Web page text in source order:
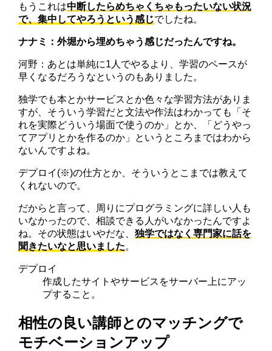
もうこれは中断したらめちゃくちゃもったいない状況
で、集中してやろうという感じでしたね。
ナナミ：外堀から埋めちゃう感じだったんですね。
河野：あとは単純に1人でやるより、学習のペースが
早くなるだろうなというのもありました。
独学でも本とかサービスとか色々な学習方法がありま
すが、そういう学習だと文法や作法はわかっても「そ
れを実際どういう場面で使うのか」とか、「どうやっ
てアプリとかを作るのか」というところまではわから
ないんですよね。
デプロイ(※)の仕方とか、そういうとこまでは教えて
くれないので。
だからと言って、周りにプログラミングに詳しい人も
いなかったので、相談できる人がいなかったんですよ
ね。その状態はいやだな、独学ではなく専門家に話を
聞きたいなと思いました。
デプロイ
作成したサイトやサービスをサーバー上にアッ
プすること。
相性の良い講師とのマッチングで
モチベーションアップ